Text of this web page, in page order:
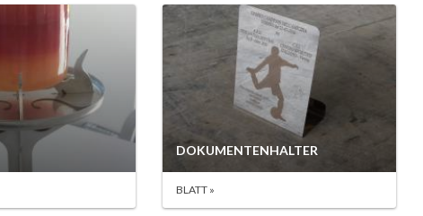
DOKUMENTENHALTER
BLATT »